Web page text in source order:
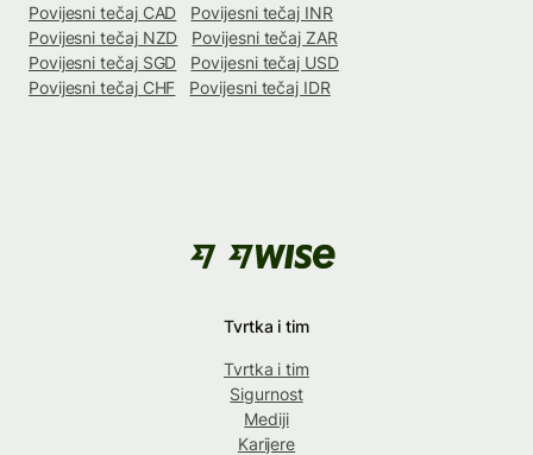
Povijesni tečaj CAD
Povijesni tečaj INR
Povijesni tečaj NZD
Povijesni tečaj ZAR
Povijesni tečaj SGD
Povijesni tečaj USD
Povijesni tečaj CHF
Povijesni tečaj IDR
Tvrtka i tim
Tvrtka i tim
Sigurnost
Mediji
Karijere